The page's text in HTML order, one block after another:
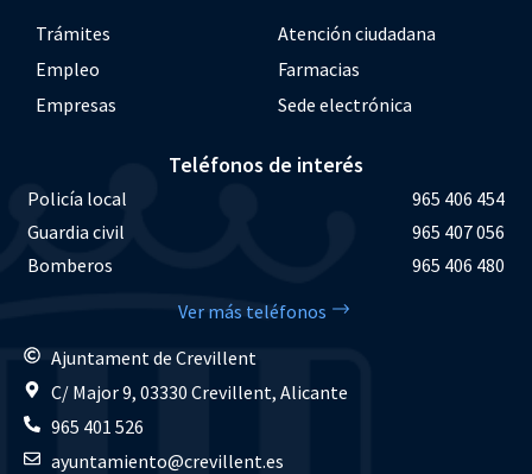
Trámites
Atención ciudadana
Empleo
Farmacias
Empresas
Sede electrónica
Teléfonos de interés
Policía local
965 406 454
Guardia civil
965 407 056
Bomberos
965 406 480
Ver más teléfonos
Ajuntament de Crevillent
C/ Major 9, 03330 Crevillent, Alicante
965 401 526
ayuntamiento@crevillent.es